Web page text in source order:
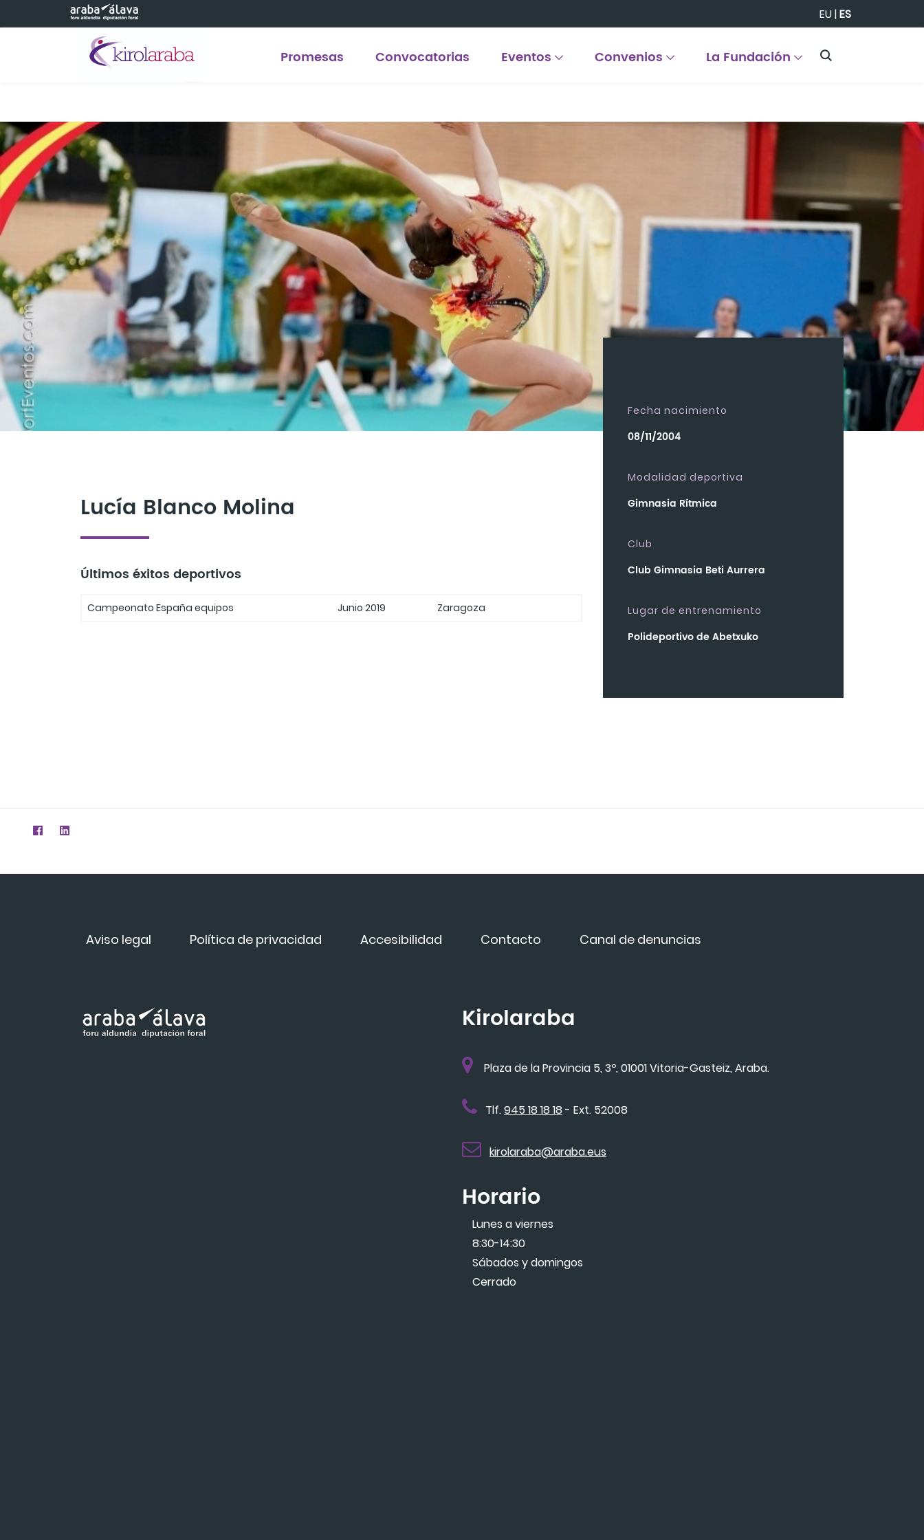
Saltar al contenido principal EU|ES
Promesas Convocatorias Eventos Convenios La Fundación
Lucía Blanco Molina
Últimos éxitos deportivos
Campeonato España equipos Junio 2019 Zaragoza
Fecha nacimiento
08/11/2004
Modalidad deportiva
Gimnasia Rítmica
Club
Club Gimnasia Beti Aurrera
Lugar de entrenamiento
Polideportivo de Abetxuko
Aviso legal Política de privacidad Accesibilidad Contacto Canal de denuncias
Kirolaraba
Plaza de la Provincia 5, 3º, 01001 Vitoria-Gasteiz, Araba.
Tlf.945 18 18 18 - Ext. 52008
kirolaraba@araba.eus
Horario
Lunes a viernes
8:30-14:30
Sábados y domingos
Cerrado